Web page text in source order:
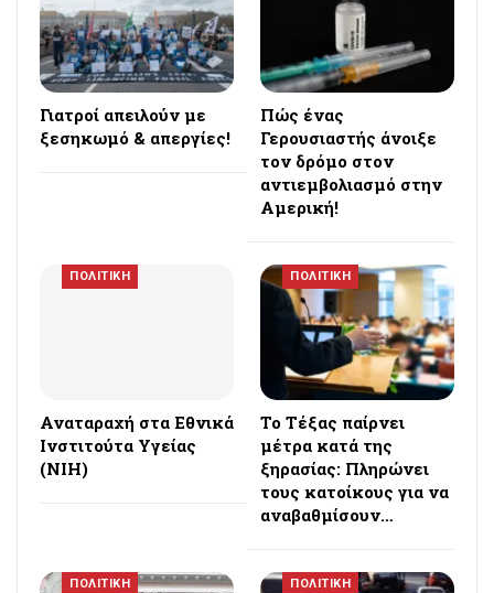
Γιατροί απειλούν με
ξεσηκωμό & απεργίες!
Πώς ένας
Γερουσιαστής άνοιξε
τον δρόμο στον
αντιεμβολιασμό στην
Αμερική!
ΠΟΛΙΤΙΚΗ
Αναταραχή στα Εθνικά
Ινστιτούτα Υγείας
(NIH)
ΠΟΛΙΤΙΚΗ
Το Τέξας παίρνει
μέτρα κατά της
ξηρασίας: Πληρώνει
τους κατοίκους για να
αναβαθμίσουν…
ΠΟΛΙΤΙΚΗ ΠΟΛΙΤΙΚΗ